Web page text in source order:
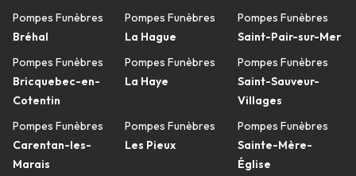
Pompes Funèbres
Bréhal
Pompes Funèbres
Bricquebec-en-
Cotentin
Pompes Funèbres
Carentan-les-
Marais
Pompes Funèbres
La Hague
Pompes Funèbres
La Haye
Pompes Funèbres
Les Pieux
Pompes Funèbres
Saint-Pair-sur-Mer
Pompes Funèbres
Saint-Sauveur-
Villages
Pompes Funèbres
Sainte-Mère-
Église